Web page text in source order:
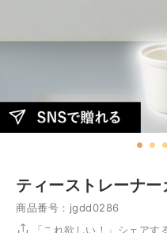
ティーストレーナー
商品番号：jgdd0286
「これ欲しい！」シェアす